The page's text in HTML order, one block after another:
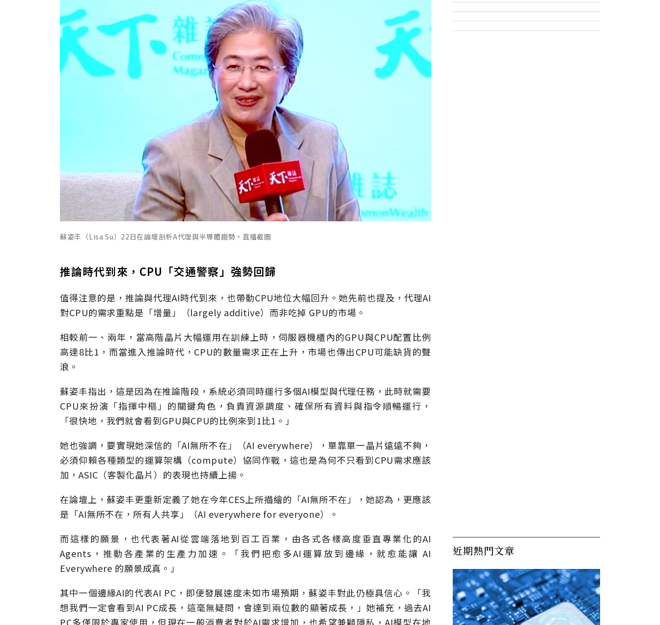
蘇姿丰（Lisa Su）22日在論壇剖析A代理與半導體趨勢。直播截圖
推論時代到來，CPU「交通警察」強勢回歸
值得注意的是，推論與代理AI時代到來，也帶動CPU地位大幅回升。她先前也提及，代理AI
對CPU的需求重點是「增量」（largely additive）而非吃掉 GPU的市場。
相較前一、兩年，當高階晶片大幅運用在訓練上時，伺服器機櫃內的GPU與CPU配置比例
高達8比1，而當進入推論時代，CPU的數量需求正在上升，市場也傳出CPU可能缺貨的聲
浪。
蘇姿丰指出，這是因為在推論階段，系統必須同時運行多個AI模型與代理任務，此時就需要
CPU來扮演「指揮中樞」的關鍵角色，負責資源調度、確保所有資料與指令順暢運行，
「很快地，我們就會看到GPU與CPU的比例來到1比1。」
她也強調，要實現她深信的「AI無所不在」（AI everywhere），單靠單一晶片遠遠不夠，
必須仰賴各種類型的運算架構（compute）協同作戰，這也是為何不只看到CPU需求應該
加，ASIC（客製化晶片）的表現也持續上揚。
在論壇上，蘇姿丰更重新定義了她在今年CES上所描繪的「AI無所不在」，她認為，更應該
是「AI無所不在，所有人共享」（AI everywhere for everyone）。
而這樣的願景，也代表著AI從雲端落地到百工百業，由各式各樣高度垂直專業化的AI
Agents，推動各產業的生產力加速。「我們把愈多AI運算放到邊緣，就愈能讓 AI
Everywhere 的願景成真。」
其中一個邊緣AI的代表AI PC，即便發展速度未如市場預期，蘇姿丰對此仍極具信心。「我
想我們一定會看到AI PC成長，這毫無疑問，會達到兩位數的顯著成長，」她補充，過去AI
PC多僅限於專家使用，但現在一般消費者對於AI需求增加，也希望兼顧隱私，AI模型在地
近期熱門文章